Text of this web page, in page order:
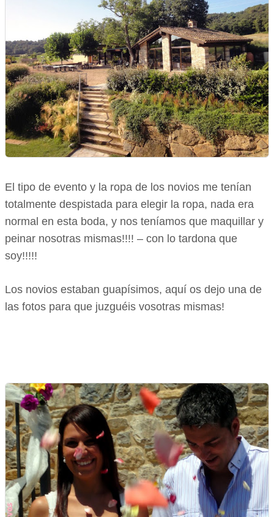
El tipo de evento y la ropa de los novios me tenían
totalmente despistada para elegir la ropa, nada era
normal en esta boda, y nos teníamos que maquillar y
peinar nosotras mismas!!!! – con lo tardona que
soy!!!!!
Los novios estaban guapísimos, aquí os dejo una de
las fotos para que juzguéis vosotras mismas!